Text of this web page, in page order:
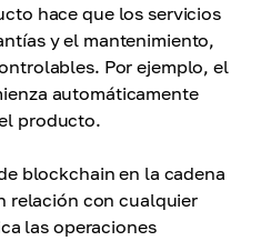
hace que los servicios
y el mantenimiento,
Por ejemplo, el
automáticamente
producto.
blockchain en la cadena
relación con cualquier
las operaciones